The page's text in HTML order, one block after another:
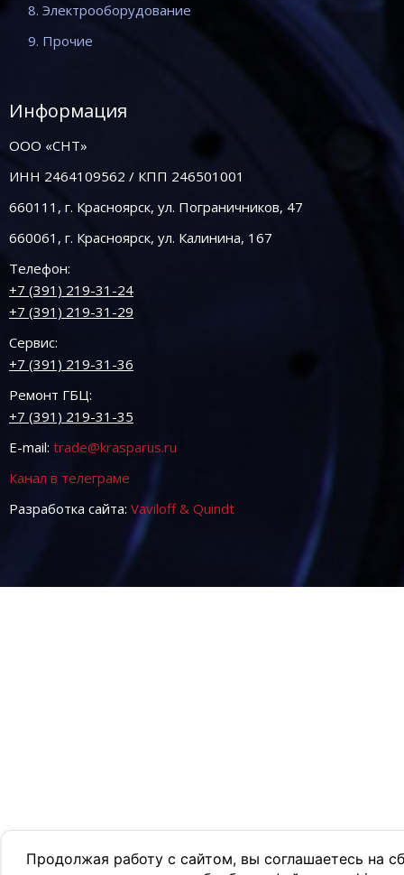
Продолжая работу с сайтом, вы соглашаетесь на
8. Электрооборудование
9. Прочие
Информация
ООО «СНТ»
ИНН 2464109562 / КПП 246501001
660111, г. Красноярск, ул. Пограничников, 47
660061, г. Красноярск, ул. Калинина, 167
Телефон:
+7 (391) 219-31-24
+7 (391) 219-31-29
Сервис:
+7 (391) 219-31-36
Ремонт ГБЦ:
+7 (391) 219-31-35
E-mail: trade@krasparus.ru
Канал в телеграме
Разработка сайта: Vaviloff & Quindt